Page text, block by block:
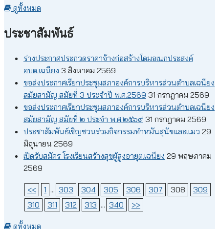
ดูทั้งหมด
ประชาสัมพันธ์
ร่างประกาศประกวดราคาจ้างก่อสร้างโดมอเนกประสงค์
อบต.เฉนียง 3 สิงหาคม 2569
ขอส่งประกาศเรียกประชุมสภาองค์การบริหารส่วนตำบลเฉนียง
สมัยสามัญ สมัยที่ 3 ประจำปี พ.ศ.2569 31 กรกฎาคม 2569
ขอส่งประกาศเรียกประชุมสภาองค์การบริหารส่วนตำบลเฉนียง
สมัยสามัญ สมัยที่ ๒ ประจำ พ.ศ.๒๕๖๙ 31 กรกฎาคม 2569
ประชาสัมพันธ์เชิญชวนร่วมกิจกรรมทำหมันสุนัขและแมว 29
มิถุนายน 2569
เปิดรับสมัคร โรงเรียนสร้างสุขผู้สูงอายุต.เฉนียง 29 พฤษภาคม
2569
<< 1 ... 303 304 305 306 307 308
309
310
311 312 313 ... 340 >>
ดูทั้งหมด